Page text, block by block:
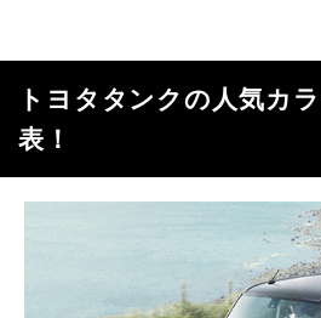
トヨタタンクの人気カ
表！